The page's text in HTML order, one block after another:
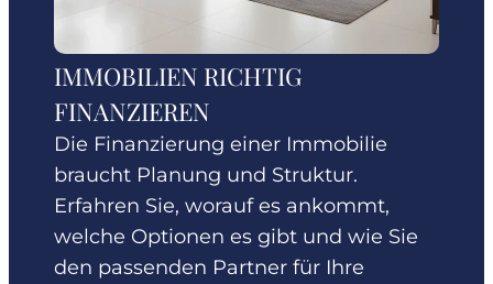
IMMOBILIEN RICHTIG
FINANZIEREN
Die Finanzierung einer Immobilie
braucht Planung und Struktur.
Erfahren Sie, worauf es ankommt,
welche Optionen es gibt und wie Sie
den passenden Partner für Ihre